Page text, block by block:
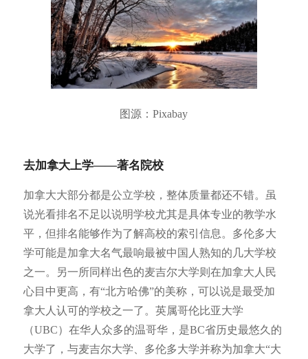
图源：Pixabay
去加拿大上学——著名院校
加拿大大部分都是公立学校，整体质量都还不错。虽
说光看排名不足以说明学校尤其是具体专业的教学水
平，但排名能够作为了解高校的索引信息。多伦多大
学可能是加拿大名气最响最被中国人熟知的几大学校
之一。另一所同样出色的麦吉尔大学则在加拿大人民
心目中更高，有“北方哈佛”的美称，可以说是最受加
拿大人认可的学校之一了。英属哥伦比亚大学
（UBC）在华人众多的温哥华，是BC省历史最悠久的
大学了，与麦吉尔大学、多伦多大学并称为加拿大“大